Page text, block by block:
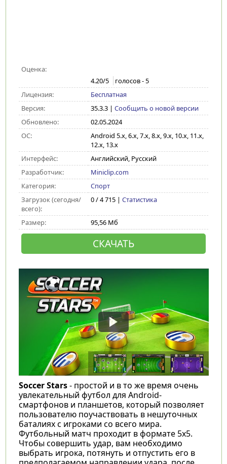
Оценка:
4.20/5 голосов -5
Лицензия:
Бесплатная
Версия:
35.3.3| Сообщить о новой версии
Обновлено:
02.05.2024
ОС:
Android 5.x, 6.x, 7.x, 8.x, 9.x, 10.x, 11.x,
12.x, 13.x
Интерфейс:
Английский, Русский
Разработчик:
Miniclip.com
Категория:
Спорт
Загрузок (сегодня/
всего):
0 / 4 715 | Статистика
Размер: 95,56 Мб
СКАЧАТЬ
Soccer Stars- простой и в то же время очень
увлекательный футбол для Android-
смартфонов и планшетов, который позволяет
пользователю поучаствовать в нешуточных
баталиях с игроками со всего мира.
Футбольный матч проходит в формате 5х5.
Чтобы совершить удар, вам необходимо
выбрать игрока, потянуть и отпустить его в